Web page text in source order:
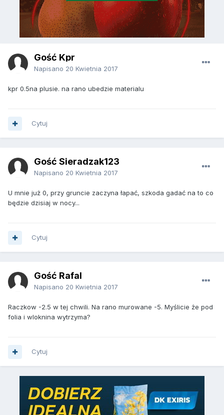
Gość Kpr
Napisano 20 Kwietnia 2017
kpr 0.5na plusie. na rano ubedzie materialu
Cytuj
Gość Sieradzak123
Napisano 20 Kwietnia 2017
U mnie już 0, przy gruncie zaczyna łapać, szkoda gadać na to co
będzie dzisiaj w nocy...
Cytuj
Gość Rafal
Napisano 20 Kwietnia 2017
Raczkow -2.5 w tej chwili. Na rano murowane -5. Myślicie że pod
folia i wloknina wytrzyma?
Cytuj